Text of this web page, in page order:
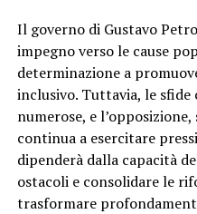
Il governo di Gustavo
impegno verso le cause
determinazione a
inclusivo. Tuttavia, le sfide
numerose, e
continua a esercitare
dipenderà dalla capacità
ostacoli e consolidare le
trasformare